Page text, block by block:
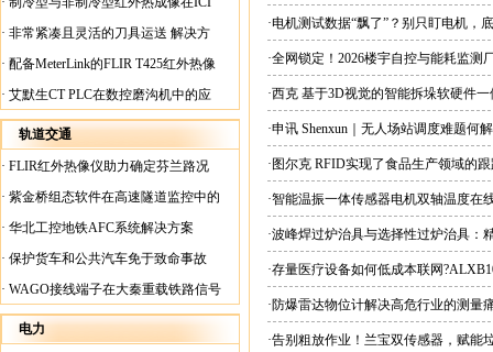
工厂内完美配合
· 非常紧凑且灵活的刀具运送 解决方
案
· 配备MeterLink的FLIR T425红外热像
仪帮助Medite Europe Ltd加快红外检测
工作速度
· 艾默生CT PLC在数控磨沟机中的应
用
轨道交通
· FLIR红外热像仪助力确定芬兰路况
· 紫金桥组态软件在高速隧道监控中的
应用
· 华北工控地铁AFC系统解决方案
· 保护货车和公共汽车免于致命事故
· WAGO接线端子在大秦重载铁路信号
楼设备中的应用
电力
·电机测试数据“飘了”？别只盯电机，
·全网锁定！2026楼宇自控与能耗监
·西克 基于3D视觉的智能拆垛软硬件
·申讯 Shenxun｜无人场站调度难题何
·图尔克 RFID实现了食品生产领域的
·智能温振一体传感器电机双轴温度在
·波峰焊过炉治具与选择性过炉治具：
·存量医疗设备如何低成本联网
·防爆雷达物位计解决高危行业的测量
·告别粗放作业！兰宝双传感器，赋能